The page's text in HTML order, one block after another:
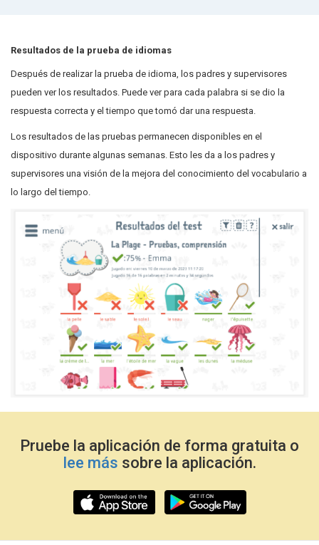
Resultados de la prueba de idiomas
Después de realizar la prueba de idioma, los padres y supervisores
pueden ver los resultados. Puede ver para cada palabra si se dio la
respuesta correcta y el tiempo que tomó dar una respuesta.
Los resultados de las pruebas permanecen disponibles en el
dispositivo durante algunas semanas. Esto les da a los padres y
supervisores una visión de la mejora del conocimiento del vocabulario a
lo largo del tiempo.
Pruebe la aplicación de forma gratuita o
lee más sobre la aplicación.